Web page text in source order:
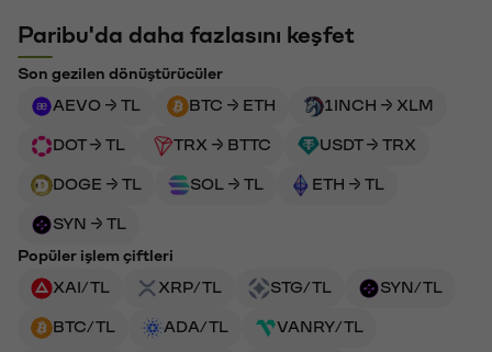
Paribu'da daha fazlasını keşfet
Son gezilen dönüştürücüler
AEVO → TL
BTC → ETH 1INCH → XLM
DOT → TL TRX → BTTC USDT → TRX
DOGE → TL SOL → TL ETH → TL
SYN → TL
Popüler işlem çiftleri
XAI/TL
XRP/TL STG/TL SYN/TL
BTC/TL ADA/TL VANRY/TL